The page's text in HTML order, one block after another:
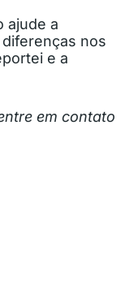
ajude a
nos
e a
em contato